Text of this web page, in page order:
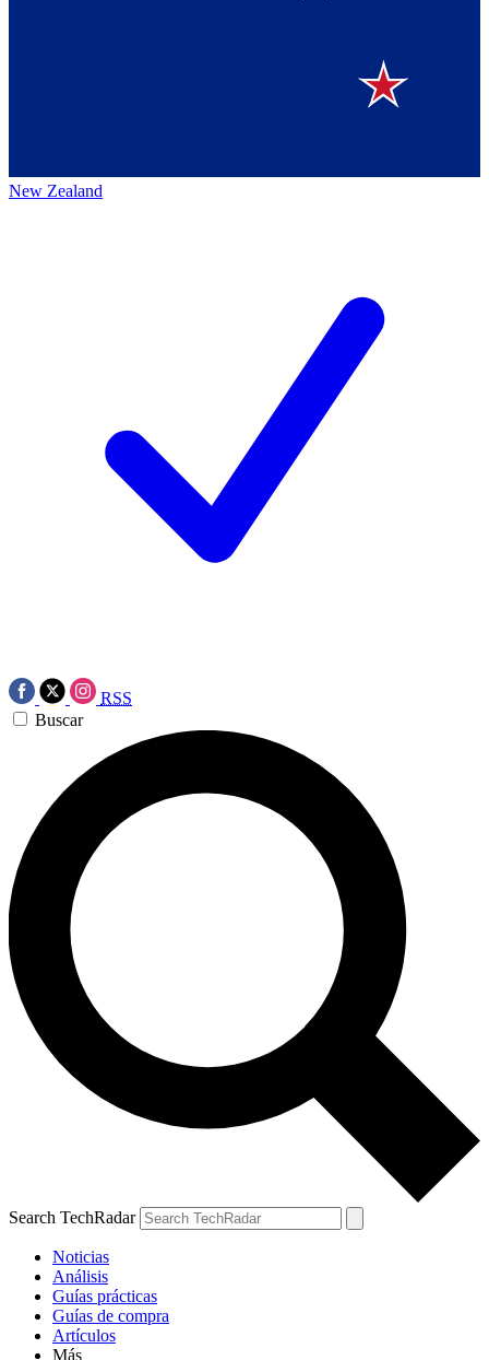
New Zealand
RSS
Buscar
Search TechRadar
Noticias
Análisis
Guías prácticas
Guías de compra
Artículos
Más